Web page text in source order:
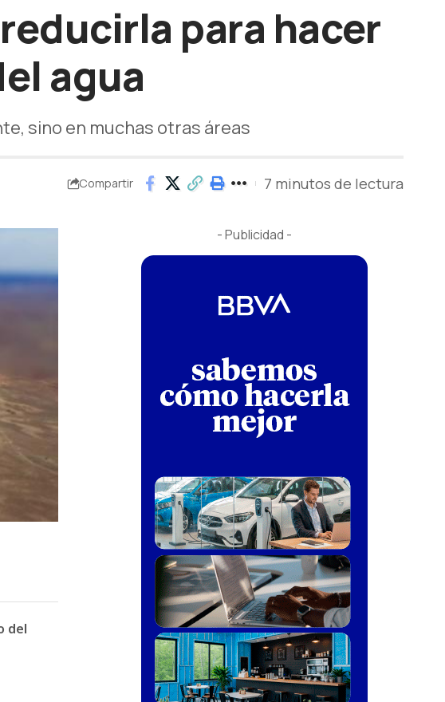
para hacer
agua
sino en muchas otras áreas
Compartir 7 minutos de lectura
del
- Publicidad -